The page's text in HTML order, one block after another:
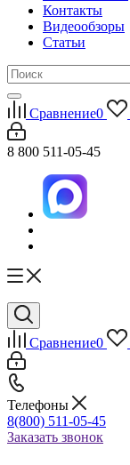
Контакты
Видеообзоры
Статьи
Сравнение0
8 800 511-05-45
Сравнение0
Телефоны
8(800) 511-05-45
Заказать звонок